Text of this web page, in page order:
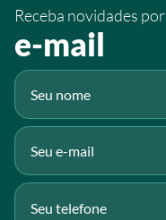
Receba novidades por
e-mail